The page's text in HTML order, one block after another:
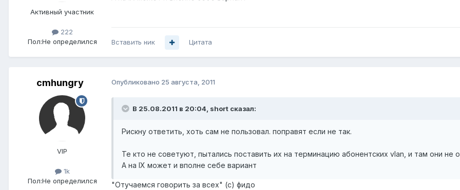
Активный участник
222
Пол:Не определился Вставить ник Цитата
cmhungry
VIP
1k
Пол:Не определился
Опубликовано 25 августа, 2011
В 25.08.2011 в 20:04, short сказал:
Рискну ответить, хоть сам не пользовал. поправят если не так.
Те кто не советуют, пытались поставить их на терминацию абонентских vlan, и там они не
А на IX может и вполне себе вариант
"Отучаемся говорить за всех" (с) фидо